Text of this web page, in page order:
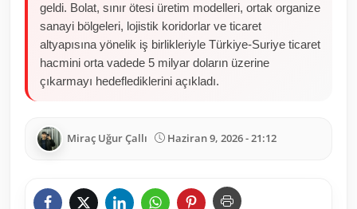
geldi. Bolat, sınır ötesi üretim modelleri, ortak organize
sanayi bölgeleri, lojistik koridorlar ve ticaret
altyapısına yönelik iş birlikleriyle Türkiye-Suriye ticaret
hacmini orta vadede 5 milyar doların üzerine
çıkarmayı hedeflediklerini açıkladı.
Miraç Uğur Çallı Haziran 9, 2026 - 21:12